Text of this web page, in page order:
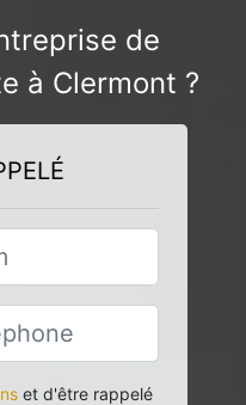
de
à Clermont ?
et d'être rappelé